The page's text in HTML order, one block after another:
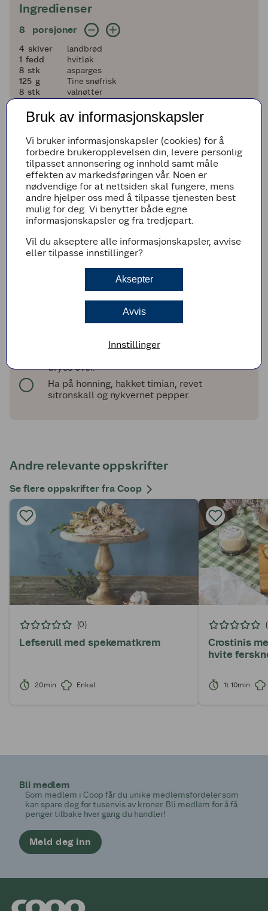
Ingredienser
8 porsjoner
8 porsjoner
4
4 skiver
landbrød
11 fedd
hvitløk
8
8 stk
asparges
125
125 g
Tine snøfrisk
8
8 stk
valnøtter
stilker
frisk timian
ts
revet sitronskall
klype nykvernet pepper
Legg til i handleliste
Fremgangsmetode
Rist brødskivene i brødrister eller i litt olje i
en stekepanne.
Skjær brødskivene i to, og gni dem med
Brekk av den nederste litt grove delen på
aspargesen. Kok aspargesen i lettsaltet vann
i 3-5 minutter til de fortsatt er litt sprø. Avkjøl
Smør brødskivene med Snøfrisk. Fordel biter
dryss over.
Ha på honning, hakket timian, revet
sitronskall og nykvernet pepper.
Andre relevante oppskrifter
Se flere oppskrifter fra Coop
(0)
Lefserull med spekematkrem
20min Enkel
Crostinis
hvite
1t 10min
Bli medlem
Som medlem i Coop får du unike medlemsfordeler som
kan spare deg for tusenvis av kroner. Bli medlem for å få
penger tilbake hver gang du handler!
Meld deg inn
Bruk av informasjonskapsler
Vi bruker informasjonskapsler (cookies) for å
forbedre brukeropplevelsen din, levere personlig
tilpasset annonsering og innhold samt måle
effekten av markedsføringen vår. Noen er
nødvendige for at nettsiden skal fungere, mens
andre hjelper oss med å tilpasse tjenesten best
mulig for deg. Vi benytter både egne
informasjonskapsler og fra tredjepart.
Vil du akseptere alle informasjonskapsler, avvise
eller tilpasse innstillinger?
Aksepter
Avvis
Innstillinger